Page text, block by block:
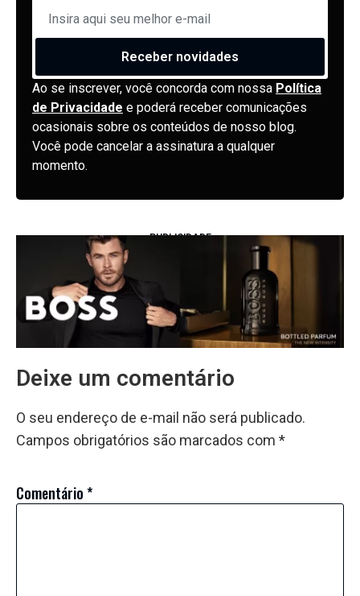
Receber novidades
Ao se inscrever, você concorda com nossa Política
de Privacidade e poderá receber comunicações
ocasionais sobre os conteúdos de nosso blog.
Você pode cancelar a assinatura a qualquer
momento.
PUBLICIDADE
Deixe um comentário
O seu endereço de e-mail não será publicado.
Campos obrigatórios são marcados com *
Comentário*